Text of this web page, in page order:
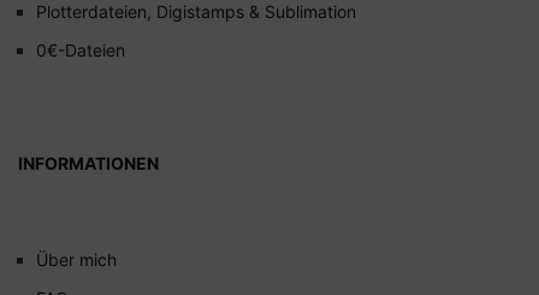
Plotterdateien, Digistamps & Sublimation
0€-Dateien
INFORMATIONEN
Über mich